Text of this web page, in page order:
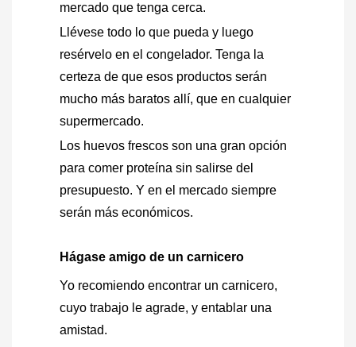
mercado que tenga cerca.
Llévese todo lo que pueda y luego
resérvelo en el congelador. Tenga la
certeza de que esos productos serán
mucho más baratos allí, que en cualquier
supermercado.
Los huevos frescos son una gran opción
para comer proteína sin salirse del
presupuesto. Y en el mercado siempre
serán más económicos.
Hágase amigo de un carnicero
Yo recomiendo encontrar un carnicero,
cuyo trabajo le agrade, y entablar una
amistad.